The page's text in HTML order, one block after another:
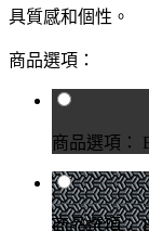
具質感和個性。
商品選項：
商品選項：
商品選項：